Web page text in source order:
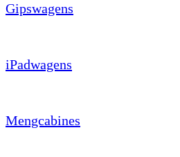
Gipswagens
iPadwagens
Mengcabines